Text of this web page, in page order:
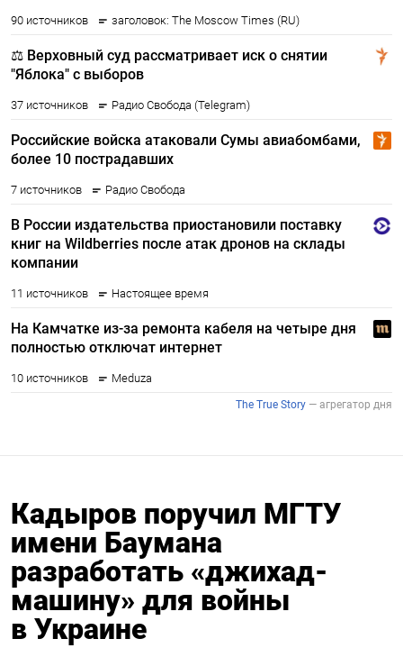
Кадыров поручил МГТУ
имени Баумана
разработать «джихад-
машину» для войны
в Украине